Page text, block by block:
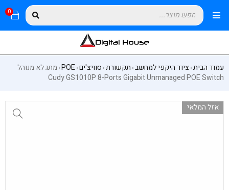
0
עמוד הבית›ציוד היקפי למחשב›תקשורת›סוויצ'ים›
POE
›מתג לא מנוהל
Cudy GS1010P 8-Ports Gigabit Unmanaged POE Switch
אזל המלאי